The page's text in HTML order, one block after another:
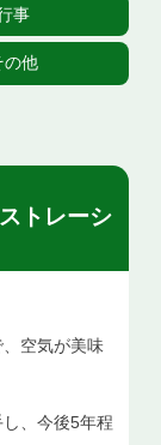
事
の他
トレーシ
空気が美味
、今後5年程